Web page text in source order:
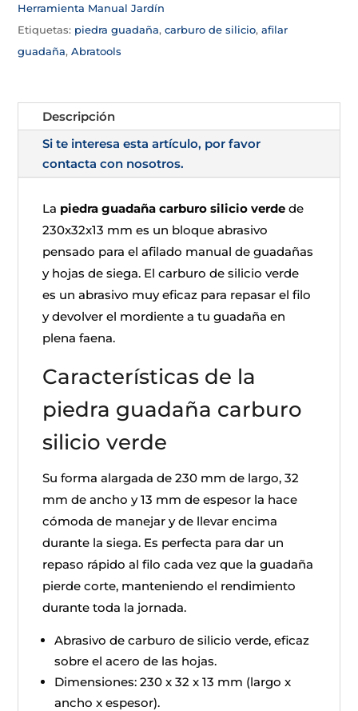
Herramienta Manual Jardín
Etiquetas: piedra guadaña,carburo de silicio,afilar
guadaña,Abratools
Descripción
Si te interesa esta artículo, por favor
contacta con nosotros.
La piedra guadaña carburo silicio verde de
230x32x13 mm es un bloque abrasivo
pensado para el afilado manual de guadañas
y hojas de siega. El carburo de silicio verde
es un abrasivo muy eficaz para repasar el filo
y devolver el mordiente a tu guadaña en
plena faena.
Características de la
piedra guadaña carburo
silicio verde
Su forma alargada de 230 mm de largo, 32
mm de ancho y 13 mm de espesor la hace
cómoda de manejar y de llevar encima
durante la siega. Es perfecta para dar un
repaso rápido al filo cada vez que la guadaña
pierde corte, manteniendo el rendimiento
durante toda la jornada.
Abrasivo de carburo de silicio verde, eficaz
sobre el acero de las hojas.
Dimensiones: 230 x 32 x 13 mm (largo x
ancho x espesor).